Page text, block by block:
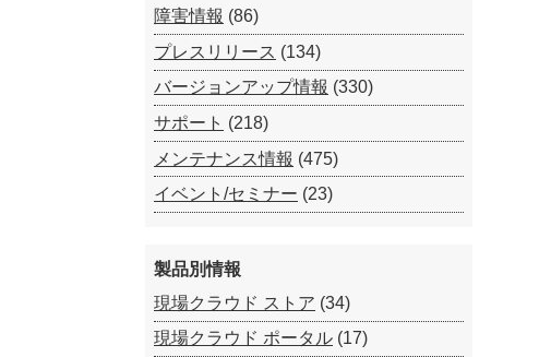
障害情報 (86)
プレスリリース (134)
バージョンアップ情報 (330)
サポート (218)
メンテナンス情報 (475)
イベント/セミナー (23)
製品別情報
現場クラウド ストア (34)
現場クラウド ポータル (17)